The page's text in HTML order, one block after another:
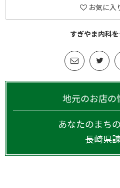
お気に入
すぎやま内科
地元のお店の
あなたのまち
長崎県